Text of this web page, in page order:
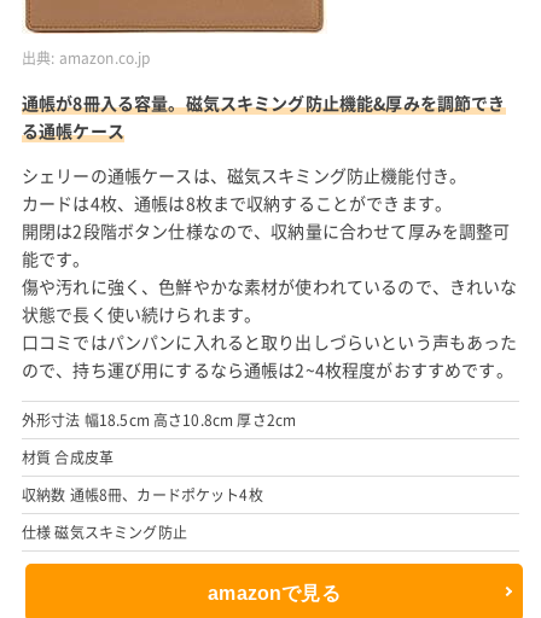
出典: amazon.co.jp
通帳が8冊入る容量。磁気スキミング防止機能&厚みを調節でき
る通帳ケース
シェリーの通帳ケースは、磁気スキミング防止機能付き。
カードは4枚、通帳は8枚まで収納することができます。
開閉は2段階ボタン仕様なので、収納量に合わせて厚みを調整可
能です。
傷や汚れに強く、色鮮やかな素材が使われているので、きれいな
状態で長く使い続けられます。
口コミではパンパンに入れると取り出しづらいという声もあった
ので、持ち運び用にするなら通帳は2~4枚程度がおすすめです。
外形寸法 幅18.5cm 高さ10.8cm 厚さ2cm
材質 合成皮革
収納数 通帳8冊、カードポケット4枚
仕様 磁気スキミング防止
amazonで見る